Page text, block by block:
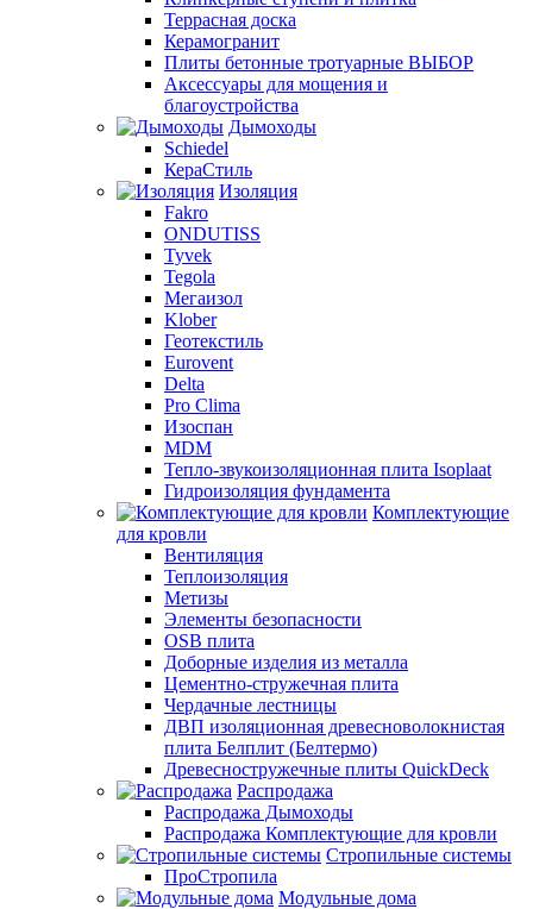
Террасная доска
Керамогранит
Плиты бетонные тротуарные ВЫБОР
Аксессуары для мощения и
благоустройства
Дымоходы
Schiedel
КераСтиль
Изоляция
Fakro
ONDUTISS
Tyvek
Tegola
Мегаизол
Klober
Геотекстиль
Eurovent
Delta
Pro Clima
Изоспан
MDM
Тепло-звукоизоляционная плита Isoplaat
Гидроизоляция фундамента
Комплектующие
для кровли
Вентиляция
Теплоизоляция
Метизы
Элементы безопасности
OSB плита
Доборные изделия из металла
Цементно-стружечная плита
Чердачные лестницы
ДВП изоляционная древесноволокнистая
плита Белплит (Белтермо)
Древесностружечные плиты QuickDeck
Распродажа
Распродажа Дымоходы
Распродажа Комплектующие для кровли
Стропильные системы
ПроСтропила
Модульные дома